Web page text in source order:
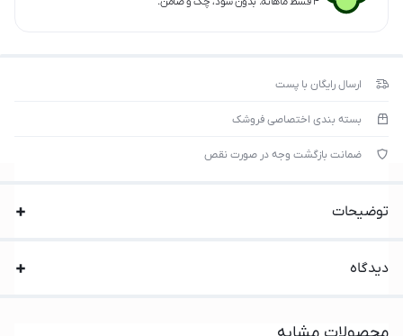
ارسال رایگان با پست
بسته بندی اختصاصی فروشک
ضمانت بازگشت وجه در صورت نقص
توضیحات
دیدگاه